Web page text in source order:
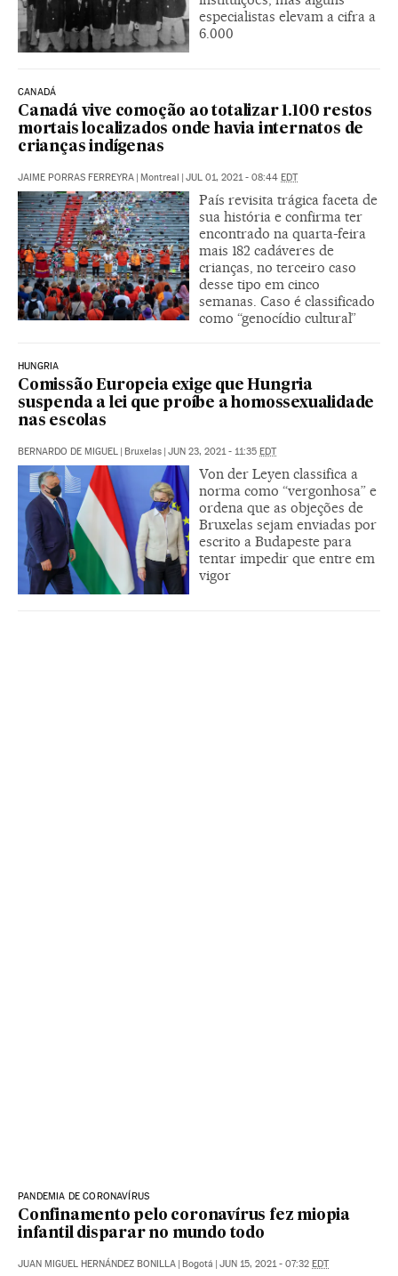
especialistas elevam a cifra a
6.000
CANADÁ
Canadá vive comoção ao totalizar 1.100 restos
mortais localizados onde havia internatos de
crianças indígenas
JAIME PORRAS FERREYRA | Montreal | JUL 01, 2021 - 08:44 EDT
País revisita trágica faceta de
sua história e confirma ter
encontrado na quarta-feira
mais 182 cadáveres de
crianças, no terceiro caso
desse tipo em cinco
semanas. Caso é classificado
como “genocídio cultural”
HUNGRIA
Comissão Europeia exige que Hungria
suspenda a lei que proíbe a homossexualidade
nas escolas
BERNARDO DE MIGUEL | Bruxelas | JUN 23, 2021 - 11:35 EDT
Von der Leyen classifica a
norma como “vergonhosa” e
ordena que as objeções de
Bruxelas sejam enviadas por
escrito a Budapeste para
tentar impedir que entre em
vigor
PANDEMIA DE CORONAVÍRUS
Confinamento pelo coronavírus fez miopia
infantil disparar no mundo todo
JUAN MIGUEL HERNÁNDEZ BONILLA | Bogotá | JUN 15, 2021 - 07:32 EDT